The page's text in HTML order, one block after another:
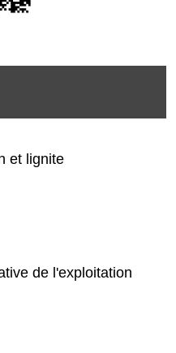
et lignite
de l'exploitation